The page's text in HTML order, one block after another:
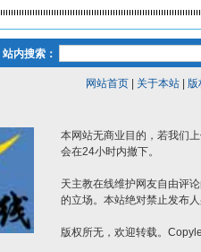
站内搜索：
网站首页| 关于本站| 版
本网站无商业目的，若我们
会在24小时内撤下。
天主教在线维护网友自由评
的立场。本站绝对禁止发布
版权所无，欢迎转载。